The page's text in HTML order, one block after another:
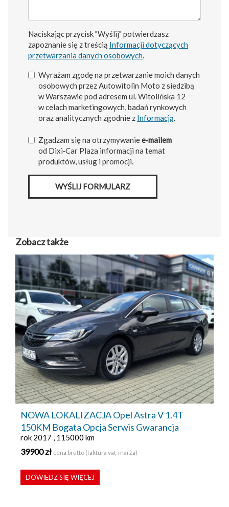
Naciskając przycisk "Wyślij" potwierdzasz
zapoznanie się z treścią Informacji dotyczących
przetwarzania danych osobowych.
Wyrażam zgodę na przetwarzanie moich danych
osobowych przez Autowitolin Moto z siedzibą
w Warszawie pod adresem ul. Witolińska 12
w celach marketingowych, badań rynkowych
oraz analitycznych zgodnie z Informacją.
Zgadzam się na otrzymywaniee‑mailem
od Dixi‑Car Plaza informacji na temat
produktów, usług i promocji.
WYŚLIJ FORMULARZ
Zobacz także
NOWA LOKALIZACJA Opel Astra V 1.4T
150KM Bogata Opcja Serwis Gwarancja
rok 2017 , 115000 km
39900 zł cena brutto (faktura vat-marża)
DOWIEDZ SIĘ WIĘCEJ